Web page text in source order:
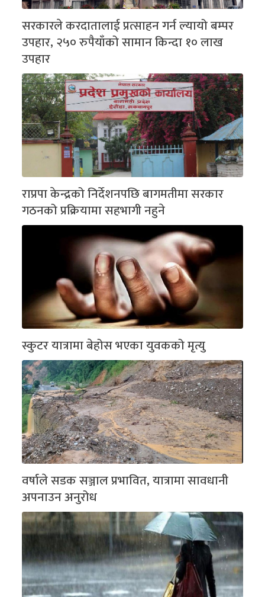
सरकारले करदातालाई प्रत्साहन गर्न ल्यायो बम्पर
उपहार, २५० रुपैयाँको सामान किन्दा १० लाख
उपहार
राप्रपा केन्द्रको निर्देशनपछि बागमतीमा सरकार
गठनको प्रक्रियामा सहभागी नहुने
स्कुटर यात्रामा बेहोस भएका युवकको मृत्यु
वर्षाले सडक सञ्जाल प्रभावित, यात्रामा सावधानी
अपनाउन अनुरोध